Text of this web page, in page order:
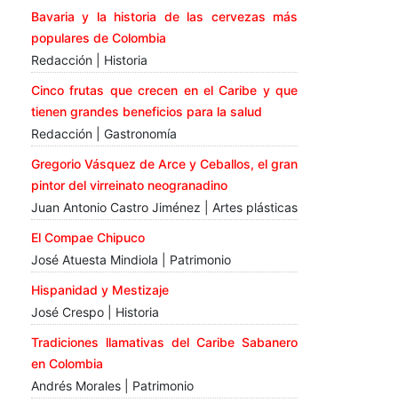
Bavaria y la historia de las cervezas más
populares de Colombia
Redacción | Historia
Cinco frutas que crecen en el Caribe y que
tienen grandes beneficios para la salud
Redacción | Gastronomía
Gregorio Vásquez de Arce y Ceballos, el gran
pintor del virreinato neogranadino
Juan Antonio Castro Jiménez | Artes plásticas
El Compae Chipuco
José Atuesta Mindiola | Patrimonio
Hispanidad y Mestizaje
José Crespo | Historia
Tradiciones llamativas del Caribe Sabanero
en Colombia
Andrés Morales | Patrimonio